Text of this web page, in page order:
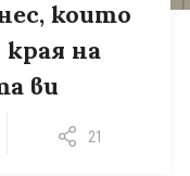
които
на
ви
21